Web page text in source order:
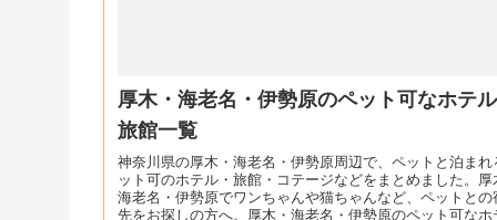
厚木・海老名・伊勢原のペット可なホテ
旅館一覧
神奈川県の厚木・海老名・伊勢原周辺で、ペットと泊まれ
ット可のホテル・旅館・コテージなどをまとめました。厚
海老名・伊勢原でワンちゃんや猫ちゃんなど、ペットとの
先をお探しの方へ。厚木・海老名・伊勢原のペット可なホ